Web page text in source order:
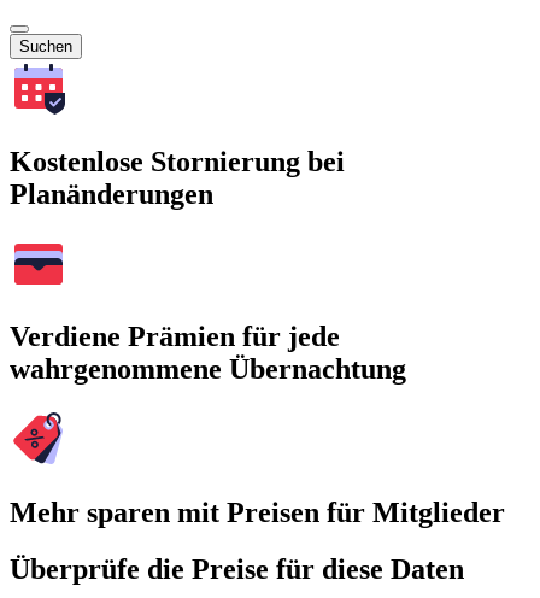
Suchen
Kostenlose Stornierung bei
Planänderungen
Verdiene Prämien für jede
wahrgenommene Übernachtung
Mehr sparen mit Preisen für Mitglieder
Überprüfe die Preise für diese Daten